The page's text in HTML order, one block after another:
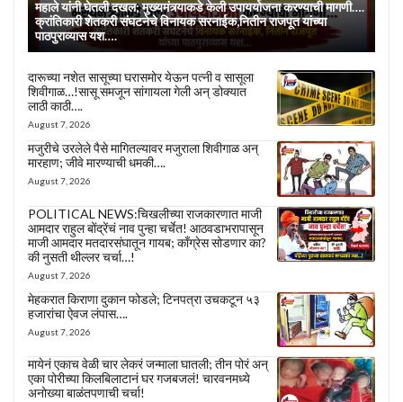
महाले यांनी घेतली दखल; मुख्यमंत्र्याकडे केली उपाययोजना करण्याची मागणी….
क्रांतिकारी शेतकरी संघटनेचे विनायक सरनाईक,नितीन राजपूत यांच्या
पाठपुराव्यास यश….
दारूच्या नशेत सासूच्या घरासमोर येऊन पत्नी व सासूला
शिवीगाळ…!सासू समजून सांगायला गेली अन् डोक्यात
लाठी काठी….
August 7, 2026
मजुरीचे उरलेले पैसे मागितल्यावर मजुराला शिवीगाळ अन्
मारहाण; जीवे मारण्याची धमकी….
August 7, 2026
POLITICAL NEWS:चिखलीच्या राजकारणात माजी
आमदार राहुल बोंद्रेंचं नाव पुन्हा चर्चेत! आठवडाभरापासून
माजी आमदार मतदारसंघातून गायब; काँग्रेस सोडणार का?
की नुसती थील्लर चर्चा…!
August 7, 2026
मेहकरात किराणा दुकान फोडले; टिनपत्रा उचकटून ५३
हजारांचा ऐवज लंपास….
August 7, 2026
मायेनं एकाच वेळी चार लेकरं जन्माला घातली; तीन पोरं अन्
एका पोरीच्या किलबिलाटानं घर गजबजलं! चारवनमध्ये
अनोख्या बाळंतपणाची चर्चा!